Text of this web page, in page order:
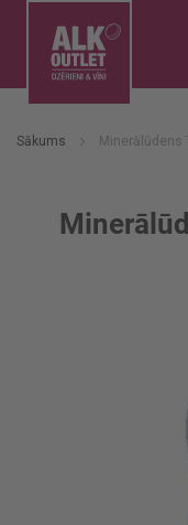
Sākums Minerālūdens